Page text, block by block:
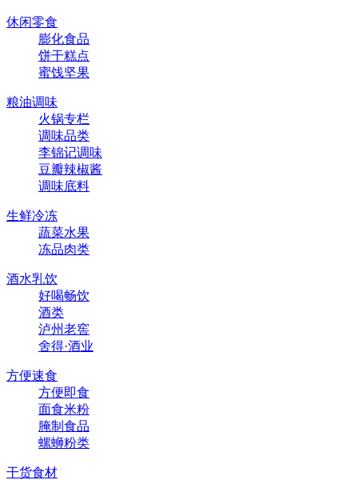
休闲零食
膨化食品
饼干糕点
蜜饯坚果
粮油调味
火锅专栏
调味品类
李锦记调味
豆瓣辣椒酱
调味底料
生鲜冷冻
蔬菜水果
冻品肉类
酒水乳饮
好喝畅饮
酒类
泸州老窖
舍得·酒业
方便速食
方便即食
面食米粉
腌制食品
螺蛳粉类
干货食材